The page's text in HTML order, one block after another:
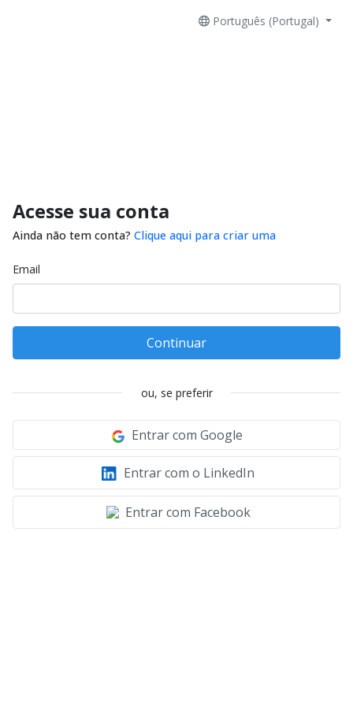
Português (Portugal)
Acesse sua conta
Ainda não tem conta? Clique aqui para criar uma
Email
Continuar
ou, se preferir
Entrar com Google
Entrar com o LinkedIn
Entrar com Facebook